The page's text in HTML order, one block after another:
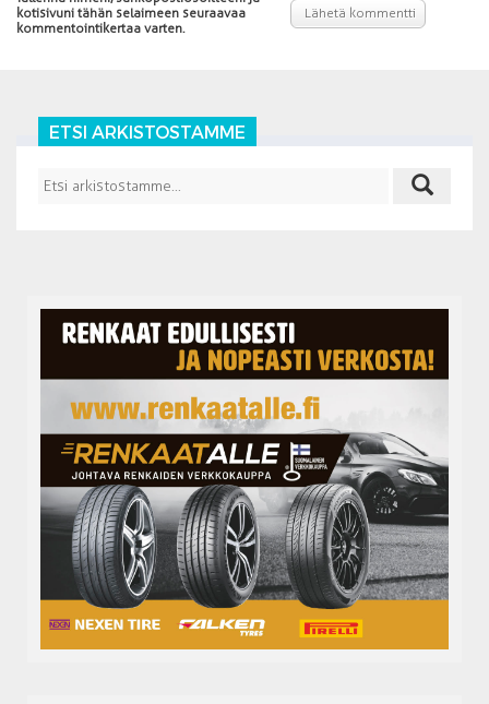
kotisivuni tähän selaimeen seuraavaa
kommentointikertaa varten.
ETSI ARKISTOSTAMME